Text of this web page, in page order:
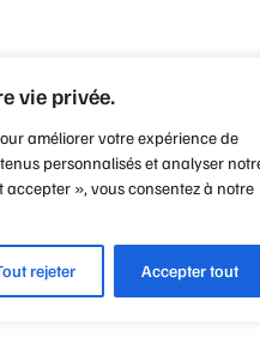
vie privée.
améliorer votre expérience de
personnalisés et analyser
», vous consentez à notre
rejeter Accepter tout